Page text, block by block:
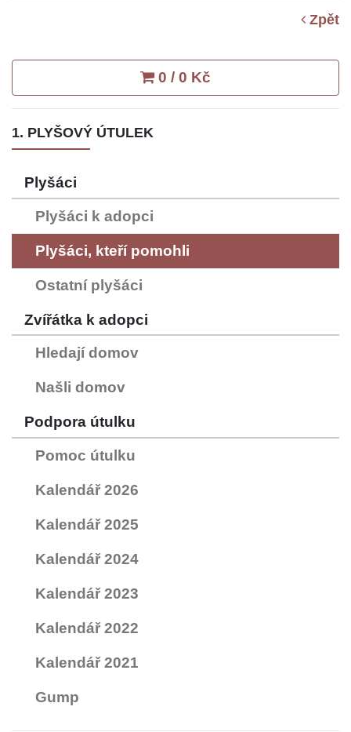
Zpět
0 / 0 Kč
1. PLYŠOVÝ ÚTULEK
Plyšáci
Plyšáci k adopci
Plyšáci, kteří pomohli
Ostatní plyšáci
Zvířátka k adopci
Hledají domov
Našli domov
Podpora útulku
Pomoc útulku
Kalendář 2026
Kalendář 2025
Kalendář 2024
Kalendář 2023
Kalendář 2022
Kalendář 2021
Gump